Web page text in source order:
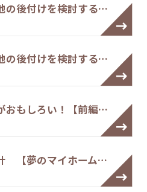
の後付けを検討する…
の後付けを検討する…
もしろい！【前編…
【夢のマイホーム…